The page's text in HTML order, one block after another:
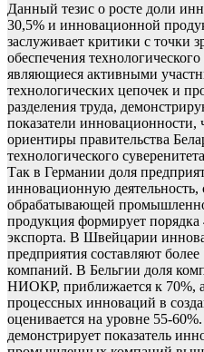
Данный тезис о росте доли
30,5% и инновационной
заслуживает критики с точки
обеспечения
являющиеся активными
технологических цепочек и
разделения труда,
показатели инновационности,
ориентиры правительства
технологического
Так в Германии доля
инновационную деятельность,
обрабатывающей
продукция формирует
экспорта. В Швейцарии
предприятия составляют
компаний. В Бельгии доля
НИОКР, приближается к 70%,
процессных инноваций в
оценивается на уровне 55-
демонстрирует показатель